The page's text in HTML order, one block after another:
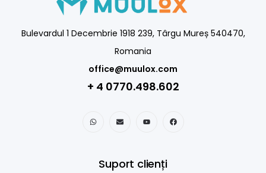
Bulevardul 1 Decembrie 1918 239, Târgu Mureș 540470,
Romania
office@muulox.com
+ 4 0770.498.602
Suport clienți